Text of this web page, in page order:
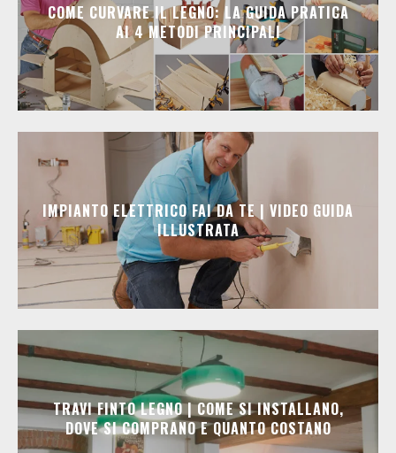
COME CURVARE IL LEGNO: LA GUIDA PRATICA
AI 4 METODI PRINCIPALI
IMPIANTO ELETTRICO FAI DA TE | VIDEO GUIDA
ILLUSTRATA
TRAVI FINTO LEGNO | COME SI INSTALLANO,
DOVE SI COMPRANO E QUANTO COSTANO